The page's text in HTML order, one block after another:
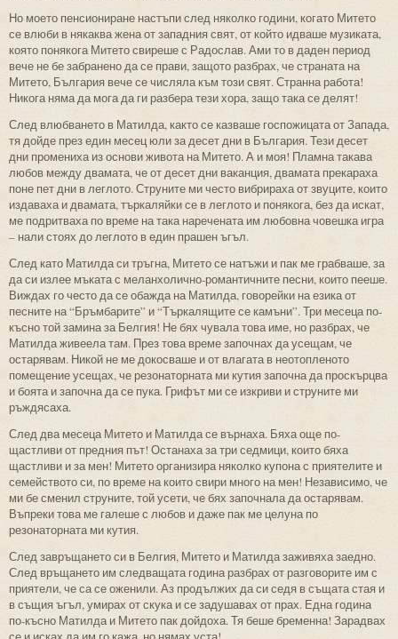
Но моето пенсиониране настъпи след няколко години, когато Митето
се влюби в някаква жена от западния свят, от който идваше музиката,
която понякога Митето свиреше с Радослав. Ами то в даден период
вече не бе забранено да се прави, защото разбрах, че страната на
Митето, България вече се числяла към този свят. Странна работа!
Никога няма да мога да ги разбера тези хора, защо така се делят!
След влюбването в Матилда, както се казваше госпожицата от Запада,
тя дойде през един месец юли за десет дни в България. Тези десет
дни промениха из основи живота на Митето. А и моя! Пламна такава
любов между двамата, че от десет дни ваканция, двамата прекараха
поне пет дни в леглото. Струните ми често вибрираха от звуците, които
издаваха и двамата, търкаляйки се в леглото и понякога, без да искат,
ме подритваха по време на така наречената им любовна човешка игра
– нали стоях до леглото в един прашен ъгъл.
След като Матилда си тръгна, Митето се натъжи и пак ме грабваше, за
да си излее мъката с меланхолично-романтичните песни, които пееше.
Виждах го често да се обажда на Матилда, говорейки на езика от
песните на “Бръмбарите” и “Търкалящите се камъни”. Три месеца по-
късно той замина за Белгия! Не бях чувала това име, но разбрах, че
Матилда живеела там. През това време започнах да усещам, че
остарявам. Никой не ме докосваше и от влагата в неотопленото
помещение усещах, че резонаторната ми кутия започна да проскърцва
и боята и започна да се пука. Грифът ми се изкриви и струните ми
ръждясаха.
След два месеца Митето и Матилда се върнаха. Бяха още по-
щастливи от предния път! Останаха за три седмици, които бяха
щастливи и за мен! Митето организира няколко купона с приятелите и
семейството си, по време на които свири много на мен! Независимо, че
ми бе сменил струните, той усети, че бях започнала да остарявам.
Въпреки това ме галеше с любов и даже пак ме целуна по
резонаторната ми кутия.
След завръщането си в Белгия, Митето и Матилда заживяха заедно.
След връщането им следващата година разбрах от разговорите им с
приятели, че са се оженили. Аз продължих да си седя в същата стая и
в същия ъгъл, умирах от скука и се задушавах от прах. Една година
по-късно Матилда и Митето пак дойдоха. Тя беше бременна! Зарадвах